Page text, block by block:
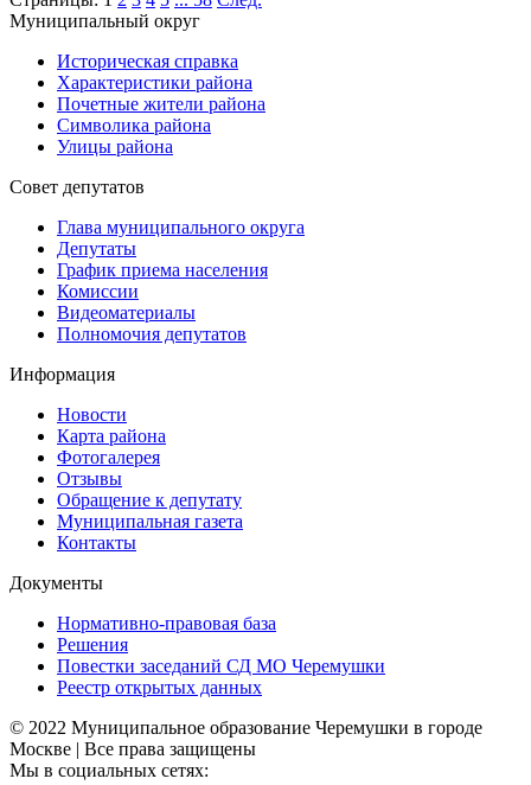
Муниципальный округ
Историческая справка
Характеристики района
Почетные жители района
Символика района
Улицы района
Совет депутатов
Глава муниципального округа
Депутаты
График приема населения
Комиссии
Видеоматериалы
Полномочия депутатов
Информация
Новости
Карта района
Фотогалерея
Отзывы
Обращение к депутату
Муниципальная газета
Контакты
Документы
Нормативно-правовая база
Решения
Повестки заседаний СД МО Черемушки
Реестр открытых данных
© 2022 Муниципальное образование Черемушки в городе
Москве | Все права защищены
Мы в социальных сетях: